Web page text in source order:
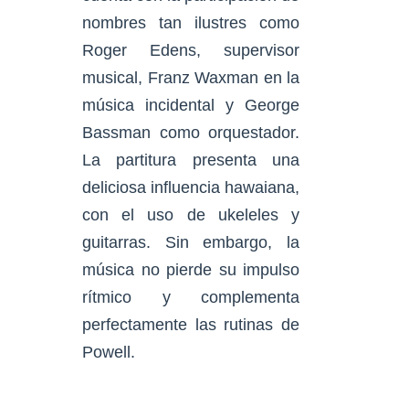
nombres tan ilustres como
Roger Edens, supervisor
musical, Franz Waxman en la
música incidental y George
Bassman como orquestador.
La partitura presenta una
deliciosa influencia hawaiana,
con el uso de ukeleles y
guitarras. Sin embargo, la
música no pierde su impulso
rítmico y complementa
perfectamente las rutinas de
Powell.